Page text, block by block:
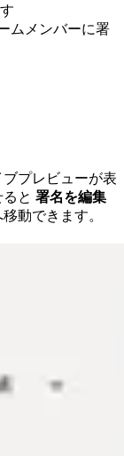
ムメンバーに署
プレビューが表
と 署名を編集
動できます。